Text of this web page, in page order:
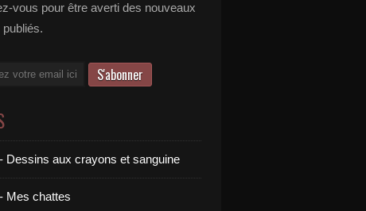
vous pour être averti des nouveaux
Dessins aux crayons et sanguine
Mes chattes